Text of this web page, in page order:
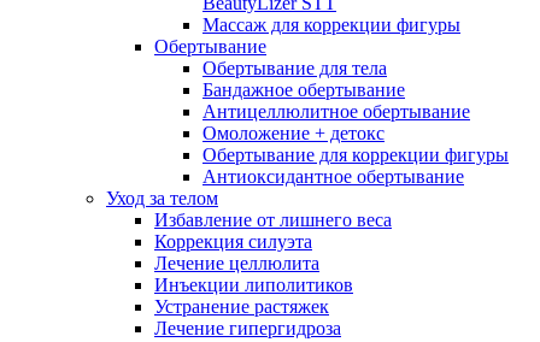
Массаж для коррекции фигуры
Обертывание
Обертывание для тела
Бандажное обертывание
Антицеллюлитное обертывание
Омоложение + детокс
Обертывание для коррекции фигуры
Антиоксидантное обертывание
Уход за телом
Избавление от лишнего веса
Коррекция силуэта
Лечение целлюлита
Инъекции липолитиков
Устранение растяжек
Лечение гипергидроза